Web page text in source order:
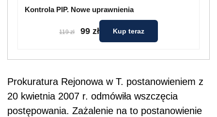
Kontrola PIP. Nowe uprawnienia
119 zł 99 zł Kup teraz
Prokuratura Rejonowa w T. postanowieniem z
20 kwietnia 2007 r. odmówiła wszczęcia
postępowania. Zażalenie na to postanowienie